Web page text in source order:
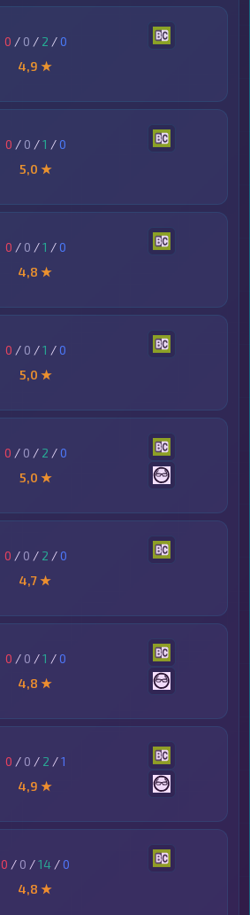
0 / 0 / 2 /0
4,9 ★
0 / 0 /1 /0
5,0 ★
0 / 0 /1 /0
4,8 ★
0 / 0 /1 /0
5,0 ★
0 / 0 / 2 /0
5,0 ★
0 / 0 / 2 /0
4,7 ★
0 / 0 /1 /0
4,8 ★
0 / 0 / 2 /1
4,9 ★
0 / 0 /14 /0
4,8 ★